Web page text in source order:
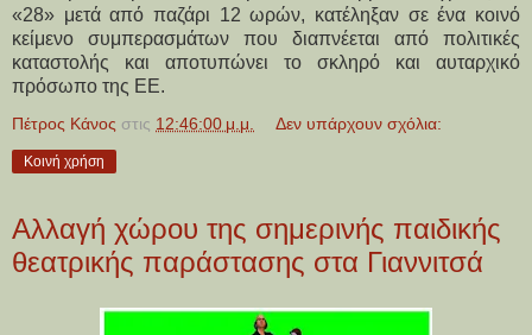
«28» μετά από παζάρι 12 ωρών, κατέληξαν σε ένα κοινό
κείμενο συμπερασμάτων που διαπνέεται από πολιτικές
καταστολής και αποτυπώνει το σκληρό και αυταρχικό
πρόσωπο της ΕΕ.
Πέτρος Κάνος στις 12:46:00 μ.μ. Δεν υπάρχουν σχόλια:
Κοινή χρήση
Αλλαγή χώρου της σημερινής παιδικής
θεατρικής παράστασης στα Γιαννιτσά